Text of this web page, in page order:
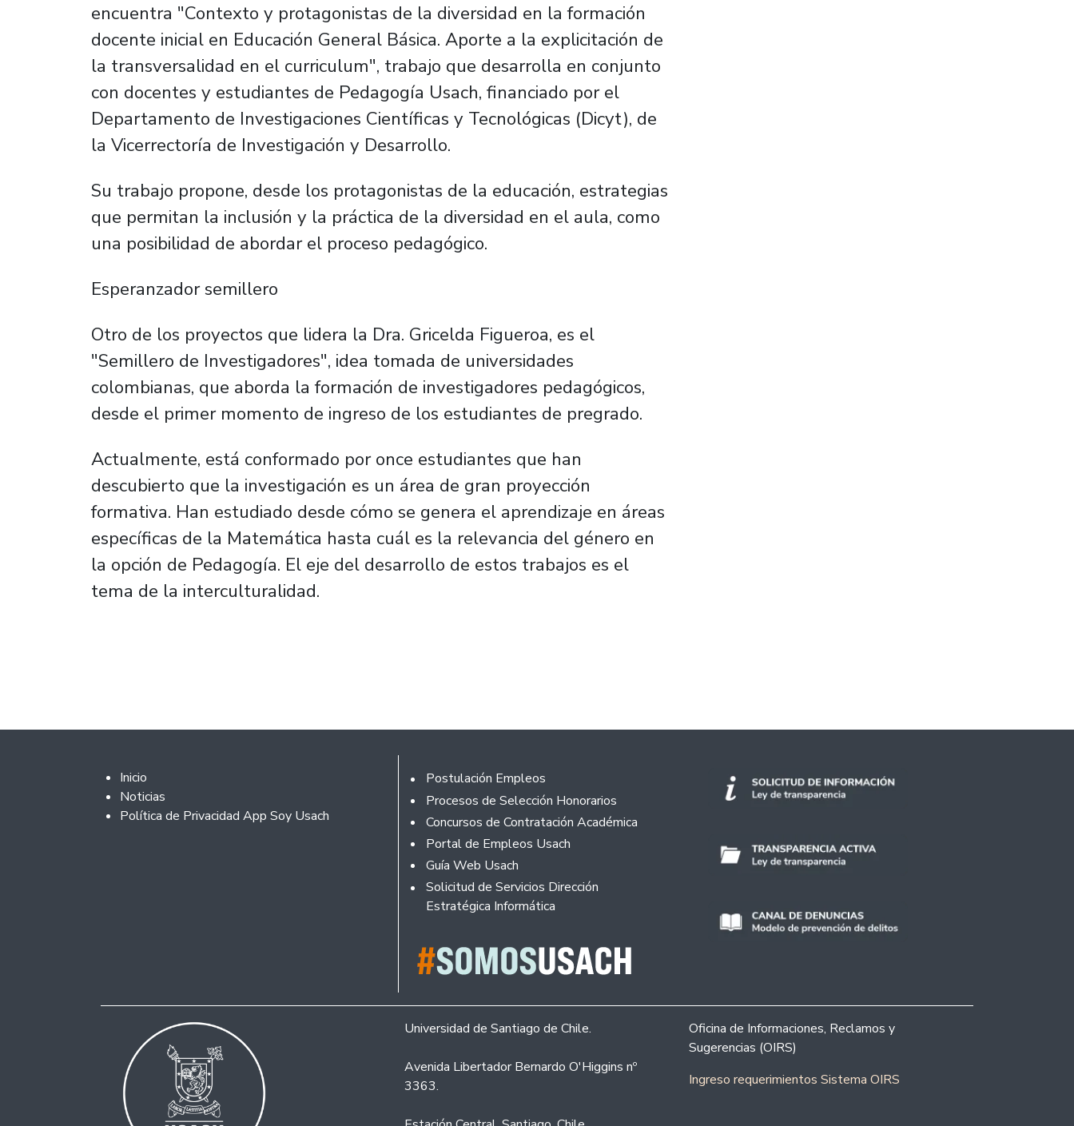
encuentra "Contexto y protagonistas de la diversidad en la formación
docente inicial en Educación General Básica. Aporte a la explicitación de
la transversalidad en el curriculum", trabajo que desarrolla en conjunto
con docentes y estudiantes de Pedagogía Usach, financiado por el
Departamento de Investigaciones Científicas y Tecnológicas (Dicyt), de
la Vicerrectoría de Investigación y Desarrollo.
Su trabajo propone, desde los protagonistas de la educación, estrategias
que permitan la inclusión y la práctica de la diversidad en el aula, como
una posibilidad de abordar el proceso pedagógico.
Esperanzador semillero
Otro de los proyectos que lidera la Dra. Gricelda Figueroa, es el
"Semillero de Investigadores", idea tomada de universidades
colombianas, que aborda la formación de investigadores pedagógicos,
desde el primer momento de ingreso de los estudiantes de pregrado.
Actualmente, está conformado por once estudiantes que han
descubierto que la investigación es un área de gran proyección
formativa. Han estudiado desde cómo se genera el aprendizaje en áreas
específicas de la Matemática hasta cuál es la relevancia del género en
la opción de Pedagogía. El eje del desarrollo de estos trabajos es el
tema de la interculturalidad.
Footer 2
Inicio
Noticias
Política de Privacidad App Soy Usach
Footer
Postulación Empleos
Procesos de Selección Honorarios
Concursos de Contratación Académica
Portal de Empleos Usach
Guía Web Usach
Solicitud de Servicios Dirección
Estratégica Informática
Universidad de Santiago de Chile.
Avenida Libertador Bernardo O'Higgins nº
3363.
Oficina de Informaciones, Reclamos y
Sugerencias (OIRS)
Ingreso requerimientos Sistema OIRS